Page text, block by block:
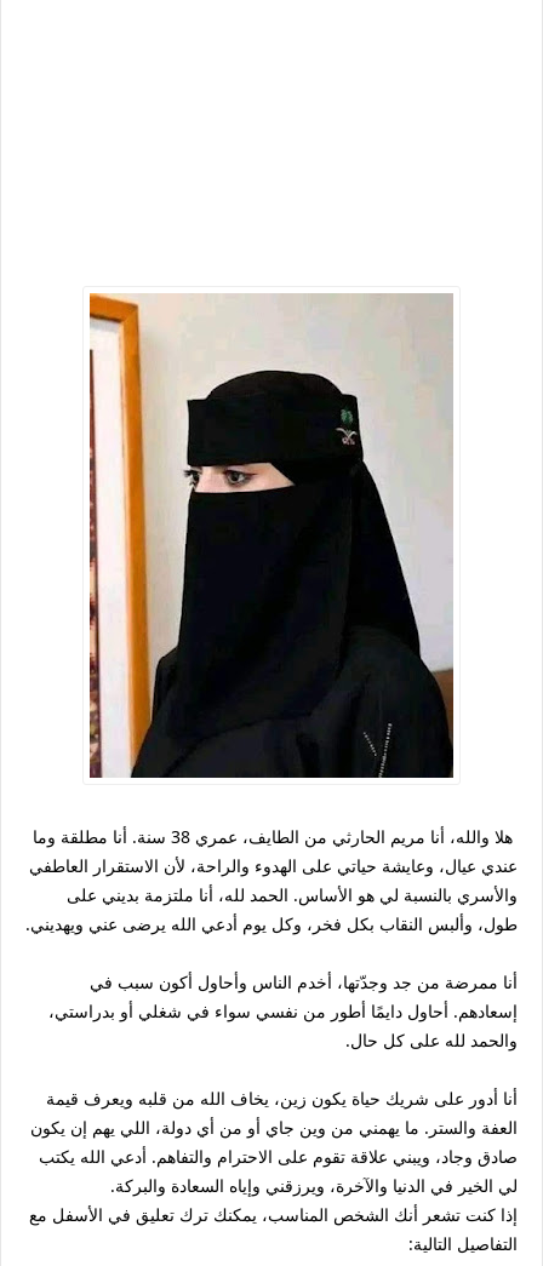
هلا والله، أنا مريم الحارثي من الطايف، عمري 38 سنة. أنا مطلقة وما
عندي عيال، وعايشة حياتي على الهدوء والراحة، لأن الاستقرار العاطفي
والأسري بالنسبة لي هو الأساس. الحمد لله، أنا ملتزمة بديني على
طول، وألبس النقاب بكل فخر، وكل يوم أدعي الله يرضى عني ويهديني.
أنا ممرضة من جد وجدّتها، أخدم الناس وأحاول أكون سبب في
إسعادهم. أحاول دايمًا أطور من نفسي سواء في شغلي أو بدراستي،
والحمد لله على كل حال.
أنا أدور على شريك حياة يكون زين، يخاف الله من قلبه ويعرف قيمة
العفة والستر. ما يهمني من وين جاي أو من أي دولة، اللي يهم إن يكون
صادق وجاد، ويبني علاقة تقوم على الاحترام والتفاهم. أدعي الله يكتب
لي الخير في الدنيا والآخرة، ويرزقني وإياه السعادة والبركة.
إذا كنت تشعر أنك الشخص المناسب، يمكنك ترك تعليق في الأسفل مع
التفاصيل التالية: